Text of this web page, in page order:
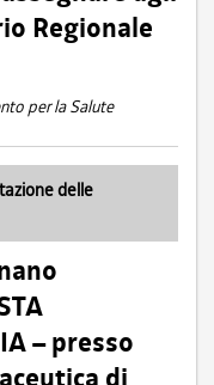
Regionale
per la Salute
delle
– presso